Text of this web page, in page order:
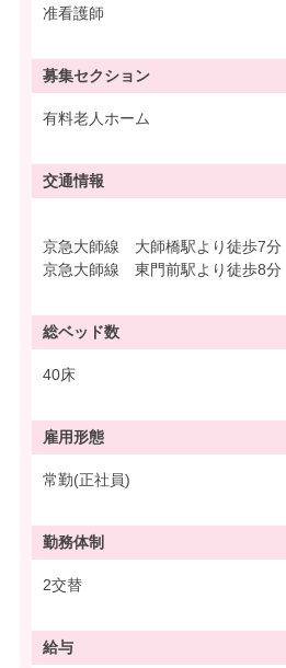
准看護師
募集セクション
有料老人ホーム
交通情報
京急大師線 大師橋駅より徒歩7分
京急大師線 東門前駅より徒歩8分
総ベッド数
40床
雇用形態
常勤(正社員)
勤務体制
2交替
給与